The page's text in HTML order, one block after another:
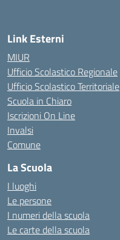
Link Esterni
MIUR
Ufficio Scolastico Regionale
Ufficio Scolastico Territoriale
Scuola in Chiaro
Iscrizioni On Line
Invalsi
Comune
La Scuola
I luoghi
Le persone
I numeri della scuola
Le carte della scuola